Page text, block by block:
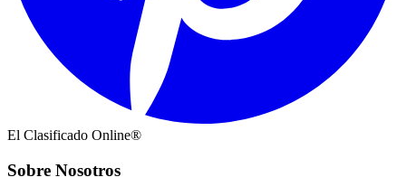
El Clasificado Online®
Sobre Nosotros